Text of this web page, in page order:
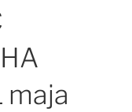
maja